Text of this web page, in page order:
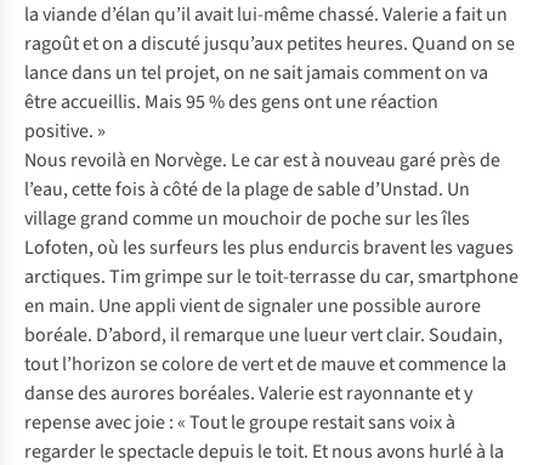
la viande d’élan qu’il avait lui-même chassé. Valerie a fait un
ragoût et on a discuté jusqu’aux petites heures. Quand on se
lance dans un tel projet, on ne sait jamais comment on va
être accueillis. Mais 95 % des gens ont une réaction
positive. »
Nous revoilà en Norvège. Le car est à nouveau garé près de
l’eau, cette fois à côté de la plage de sable d’Unstad. Un
village grand comme un mouchoir de poche sur les îles
Lofoten, où les surfeurs les plus endurcis bravent les vagues
arctiques. Tim grimpe sur le toit-terrasse du car, smartphone
en main. Une appli vient de signaler une possible aurore
boréale. D’abord, il remarque une lueur vert clair. Soudain,
tout l’horizon se colore de vert et de mauve et commence la
danse des aurores boréales. Valerie est rayonnante et y
repense avec joie : « Tout le groupe restait sans voix à
regarder le spectacle depuis le toit. Et nous avons hurlé à la